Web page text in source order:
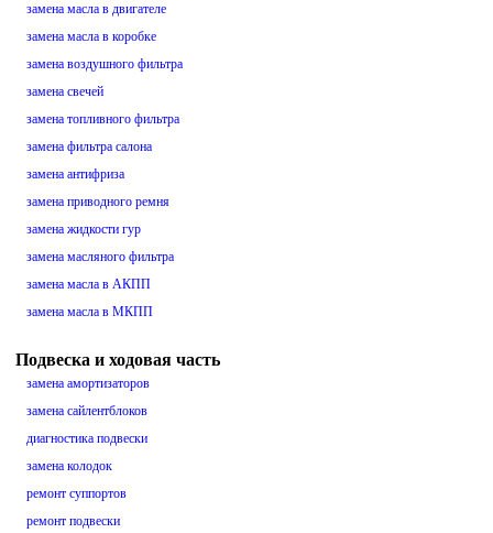
замена масла в двигателе
замена масла в коробке
замена воздушного фильтра
замена свечей
замена топливного фильтра
замена фильтра салона
замена антифриза
замена приводного ремня
замена жидкости гур
замена масляного фильтра
замена масла в АКПП
замена масла в МКПП
Подвеска и ходовая часть
замена амортизаторов
замена сайлентблоков
диагностика подвески
замена колодок
ремонт суппортов
ремонт подвески